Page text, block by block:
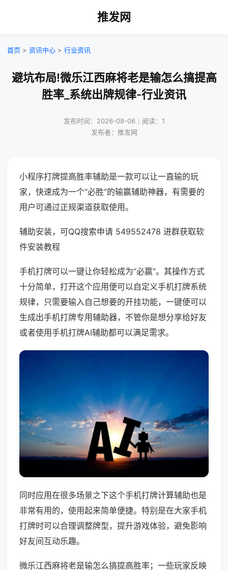
推发网
首页 > 资讯中心 > 行业资讯
避坑布局!微乐江西麻将老是输怎么搞提高
胜率_系统出牌规律-行业资讯
发布时间：2026-08-06｜阅读：1
发布者：推发网
小程序打牌提高胜率辅助是一款可以让一直输的玩
家，快速成为一个“必胜”的输赢辅助神器，有需要的
用户可通过正规渠道获取使用。
辅助安装，可QQ搜索申请 549552478 进群获取软
件安装教程
手机打牌可以一键让你轻松成为“必赢”。其操作方式
十分简单，打开这个应用便可以自定义手机打牌系统
规律，只需要输入自己想要的开挂功能，一键便可以
生成出手机打牌专用辅助器，不管你是想分享给好友
或者使用手机打牌AI辅助都可以满足需求。
同时应用在很多场景之下这个手机打牌计算辅助也是
非常有用的，使用起来简单便捷。特别是在大家手机
打牌时可以合理调整牌型，提升游戏体验，避免影响
好友间互动乐趣。
微乐江西麻将老是输怎么搞提高胜率；一些玩家反映